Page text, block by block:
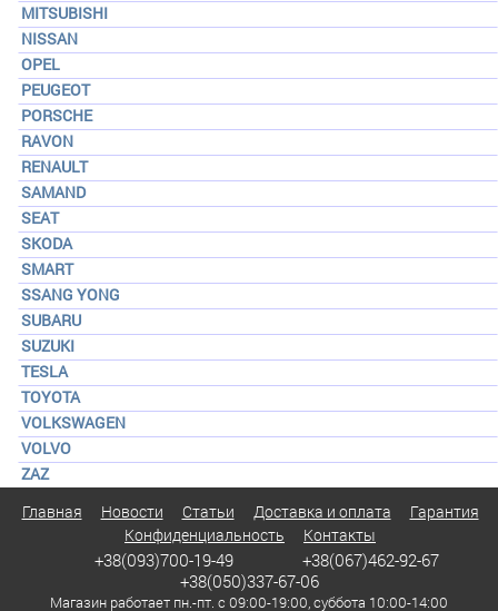
MITSUBISHI
NISSAN
OPEL
PEUGEOT
PORSCHE
RAVON
RENAULT
SAMAND
SEAT
SKODA
SMART
SSANG YONG
SUBARU
SUZUKI
TESLA
TOYOTA
VOLKSWAGEN
VOLVO
ZAZ
Главная Новости Статьи Доставка и оплата
Гарантия
Конфиденциальность
Контакты
+38(093)700-19-49
+38(067)462-92-67
+38(050)337-67-06
Магазин работает пн.-пт. с 09:00-19:00, суббота 10:00-14:00